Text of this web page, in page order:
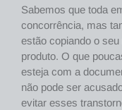
Sabemos que toda
concorrência, mas
estão copiando o
produto. O que
esteja com a
não pode ser
evitar esses